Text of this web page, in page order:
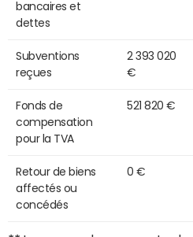
bancaires et
dettes
Subventions
reçues
2 393 020
€
Fonds de
compensation
pour la TVA
521 820 €
Retour de biens
affectés ou
concédés
0 €